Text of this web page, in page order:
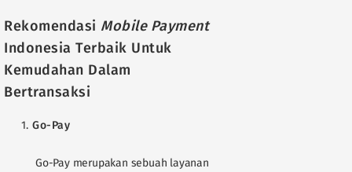
Rekomendasi Mobile Payment
Indonesia Terbaik Untuk
Kemudahan Dalam
Bertransaksi
Go-Pay
Go-Pay merupakan sebuah layanan